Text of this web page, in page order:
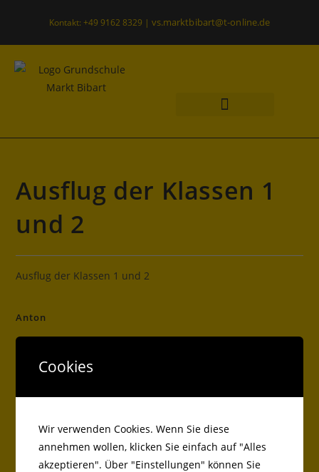
Kontakt: +49 9162 8329 | vs.marktbibart@t-online.de
Ausflug der Klassen 1
und 2
Ausflug der Klassen 1 und 2
Anton
Antolin
Kreisbücherei
Cookies
Wir verwenden Cookies. Wenn Sie diese
annehmen wollen, klicken Sie einfach auf "Alles
akzeptieren". Über "Einstellungen" können Sie